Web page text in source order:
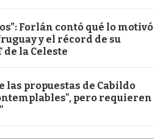
Forlán contó qué lo motivó
y el récord de su
de la Celeste
las propuestas de Cabildo
pero requieren